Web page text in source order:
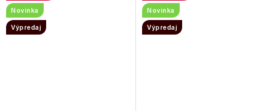
Novinka
Výpredaj
Novinka
Výpredaj